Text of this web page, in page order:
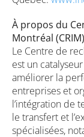
À propos du
Montréal (CRIM)
Le Centre de
est un
améliorer la
entreprises et
l’intégration de
le transfert et
spécialisées,